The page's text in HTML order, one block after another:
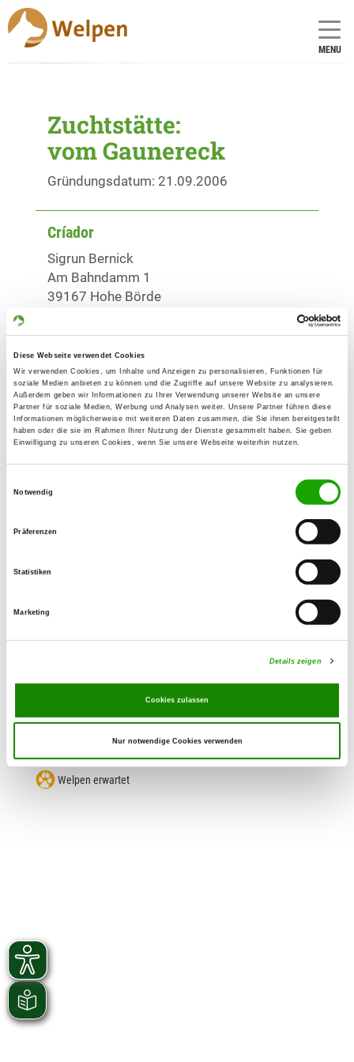
Diese Webseite verwendet Cookies
Wir verwenden Cookies, um Inhalte und Anzeigen zu personalisieren, Funktionen für
soziale Medien anbieten zu können und die Zugriffe auf unsere Website zu analysieren.
Außerdem geben wir Informationen zu Ihrer Verwendung unserer Website an unsere
Partner für soziale Medien, Werbung und Analysen weiter. Unsere Partner führen diese
Informationen möglicherweise mit weiteren Daten zusammen, die Sie ihnen bereitgestellt
haben oder die sie im Rahmen Ihrer Nutzung der Dienste gesammelt haben. Sie geben
Einwilligung zu unseren Cookies, wenn Sie unsere Webseite weiterhin nutzen.
Notwendig
Präferenzen
Statistiken
Marketing
Details zeigen
Cookies zulassen
Nur notwendige Cookies verwenden
MENU
Zuchtstätte:
vom Gaunereck
Gründungsdatum: 21.09.2006
Críador
Sigrun Bernick
Am Bahndamm 1
39167 Hohe Börde
Teléfono:
+49 3921 726343
Handy:
+49 176 23290787
Corres electrónico:
info@gaunereck.de
SV-DOxS:
Bernick
39288 Burg
Der Zwinger Gaunereck des Deutschen
Schäferhundes gibt es seit den 70er
Zwingernamen von ihm übernommen.
Mein Ziel sind gesunde, wesenstarke und
arbeitsfreudige Hunde zu züchten.
Welpen erwartet